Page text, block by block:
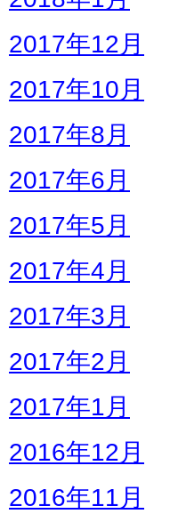
2017年12月
2017年10月
2017年8月
2017年6月
2017年5月
2017年4月
2017年3月
2017年2月
2017年1月
2016年12月
2016年11月